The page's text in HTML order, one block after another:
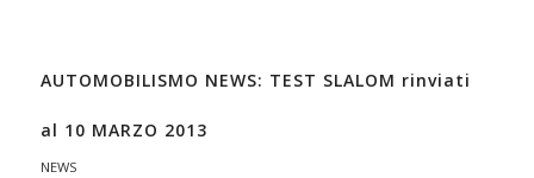
AUTOMOBILISMO NEWS: TEST SLALOM rinviati
al 10 MARZO 2013
NEWS